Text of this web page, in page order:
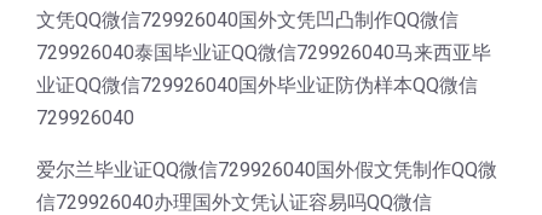
文凭QQ微信729926040国外文凭凹凸制作QQ微信
729926040泰国毕业证QQ微信729926040马来西亚毕
业证QQ微信729926040国外毕业证防伪样本QQ微信
729926040
爱尔兰毕业证QQ微信729926040国外假文凭制作QQ微
信729926040办理国外文凭认证容易吗QQ微信